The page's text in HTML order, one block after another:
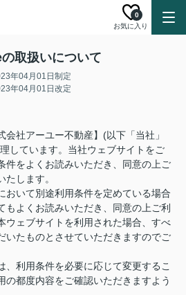
お気に入り
0
取扱いについて
年04月01日制定
年04月01日改定
社アーユー不動産】(以下「当社」
しています。当社ウェブサイトをご
件をよくお読みいただき、同意の上ご
します。
おいて別途利用条件を定めている場合
もよくお読みいただき、同意の上ご利
ウェブサイトを利用された場合、すべ
いたものとさせていただきますのでご
、利用条件を必要に応じて変更するこ
の都度内容をご確認いただきますよう